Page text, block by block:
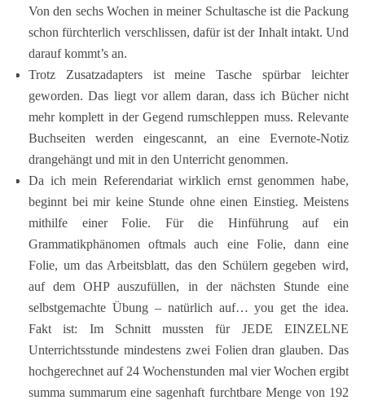
Von den sechs Wochen in meiner Schultasche ist die Packung
schon fürchterlich verschlissen, dafür ist der Inhalt intakt. Und
darauf kommt’s an.
Trotz Zusatzadapters ist meine Tasche spürbar leichter
geworden. Das liegt vor allem daran, dass ich Bücher nicht
mehr komplett in der Gegend rumschleppen muss. Relevante
Buchseiten werden eingescannt, an eine Evernote-Notiz
drangehängt und mit in den Unterricht genommen.
Da ich mein Referendariat wirklich ernst genommen habe,
beginnt bei mir keine Stunde ohne einen Einstieg. Meistens
mithilfe einer Folie. Für die Hinführung auf ein
Grammatikphänomen oftmals auch eine Folie, dann eine
Folie, um das Arbeitsblatt, das den Schülern gegeben wird,
auf dem OHP auszufüllen, in der nächsten Stunde eine
selbstgemachte Übung – natürlich auf… you get the idea.
Fakt ist: Im Schnitt mussten für JEDE EINZELNE
Unterrichtsstunde mindestens zwei Folien dran glauben. Das
hochgerechnet auf 24 Wochenstunden mal vier Wochen ergibt
summa summarum eine sagenhaft furchtbare Menge von 192